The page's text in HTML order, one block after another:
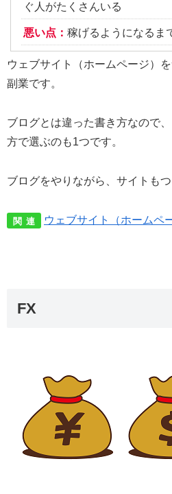
ぐ人がたくさんいる
悪い点： 稼げるようになるま
ウェブサイト（ホームページ）
副業です。
ブログとは違った書き方なので
方で選ぶのも1つです。
ブログをやりながら、サイトもつ
関 連 ウェブサイト（ホームペ
FX